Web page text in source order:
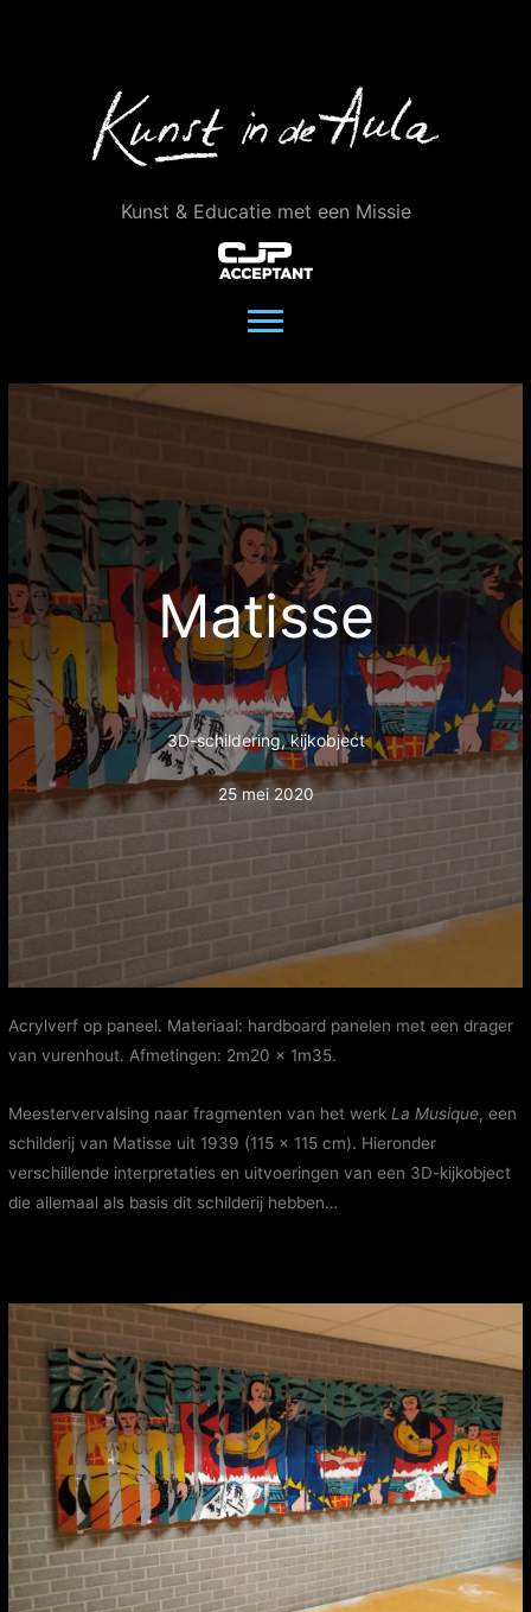
Kunst & Educatie met een Missie
Matisse
3D-schildering, kijkobject
25 mei 2020
Acrylverf op paneel. Materiaal: hardboard panelen met een drager
van vurenhout. Afmetingen: 2m20 x 1m35.
Meestervervalsing naar fragmenten van het werk La Musique, een
schilderij van Matisse uit 1939 (115 x 115 cm). Hieronder
verschillende interpretaties en uitvoeringen van een 3D-kijkobject
die allemaal als basis dit schilderij hebben…